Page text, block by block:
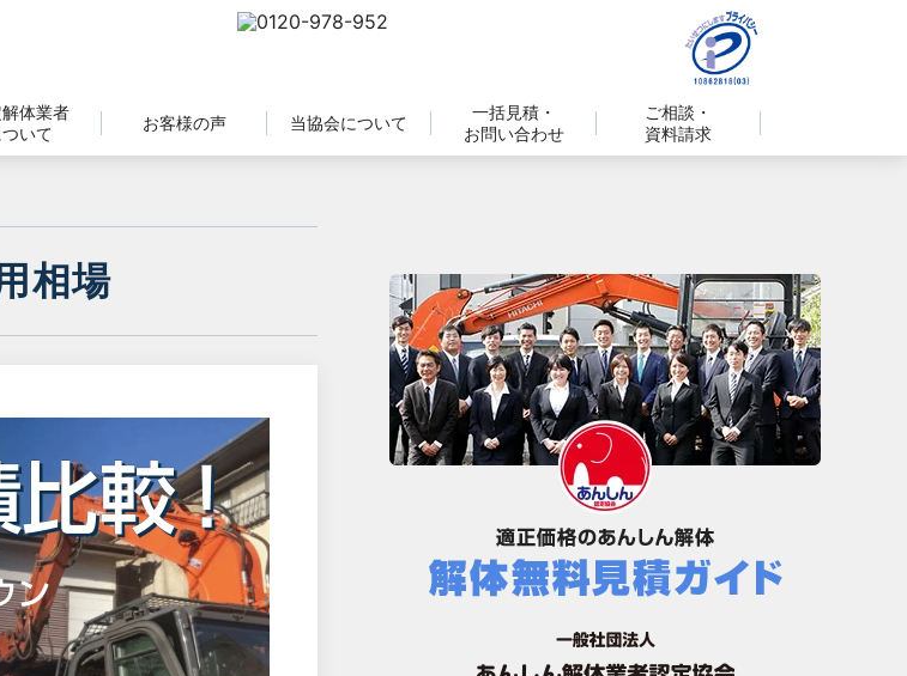
体業者
いて
お客様の声 当協会について
一括見積・
お問い合わせ
ご相談・
資料請求
相場